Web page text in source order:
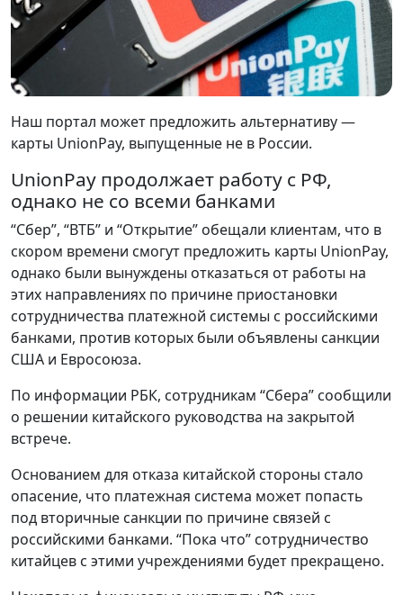
Наш портал может предложить альтернативу —
карты UnionPay, выпущенные не в России.
UnionPay продолжает работу с РФ,
однако не со всеми банками
“Сбер”, “ВТБ” и “Открытие” обещали клиентам, что в
скором времени смогут предложить карты UnionPay,
однако были вынуждены отказаться от работы на
этих направлениях по причине приостановки
сотрудничества платежной системы с российскими
банками, против которых были объявлены санкции
США и Евросоюза.
По информации РБК, сотрудникам “Сбера” сообщили
о решении китайского руководства на закрытой
встрече.
Основанием для отказа китайской стороны стало
опасение, что платежная система может попасть
под вторичные санкции по причине связей с
российскими банками. “Пока что” сотрудничество
китайцев с этими учреждениями будет прекращено.